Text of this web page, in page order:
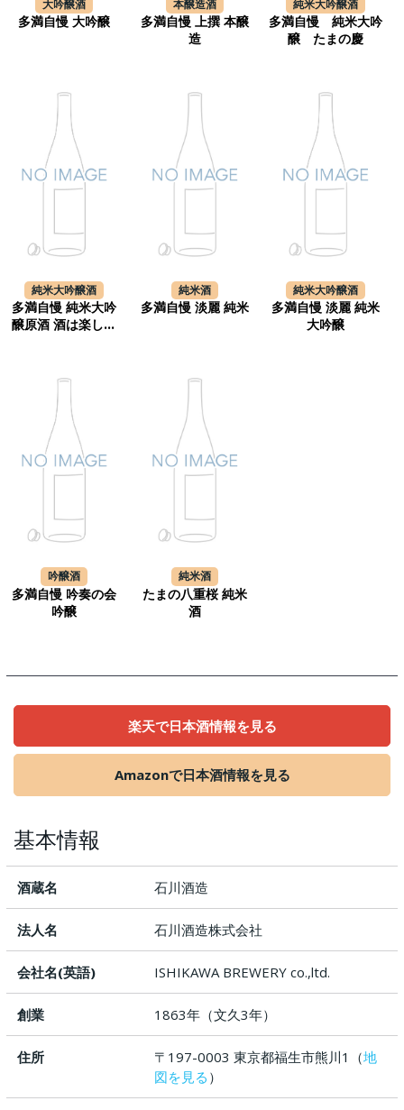
大吟醸酒
多満自慢 大吟醸
本醸造酒
多満自慢 上撰 本醸
造
純米大吟醸酒
多満自慢 純米大吟
醸 たまの慶
純米大吟醸酒
多満自慢 純米大吟
醸原酒 酒は楽しく
純米酒
多満自慢 淡麗 純米
純米大吟醸酒
多満自慢 淡麗 純米
大吟醸
吟醸酒
多満自慢 吟奏の会
吟醸
純米酒
たまの八重桜 純米
酒
楽天で日本酒情報を見る
Amazonで日本酒情報を見る
基本情報
酒蔵名 石川酒造
法人名 石川酒造株式会社
会社名(英語) ISHIKAWA BREWERY co.,ltd.
創業 1863年（文久3年）
住所 〒197-0003 東京都福生市熊川1（地
図を見る ）